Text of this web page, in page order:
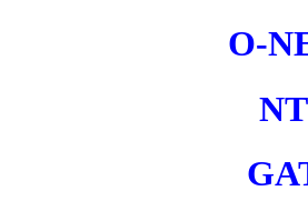
O-
NT